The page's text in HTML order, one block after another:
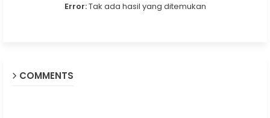
Error:Tak ada hasil yang ditemukan
COMMENTS